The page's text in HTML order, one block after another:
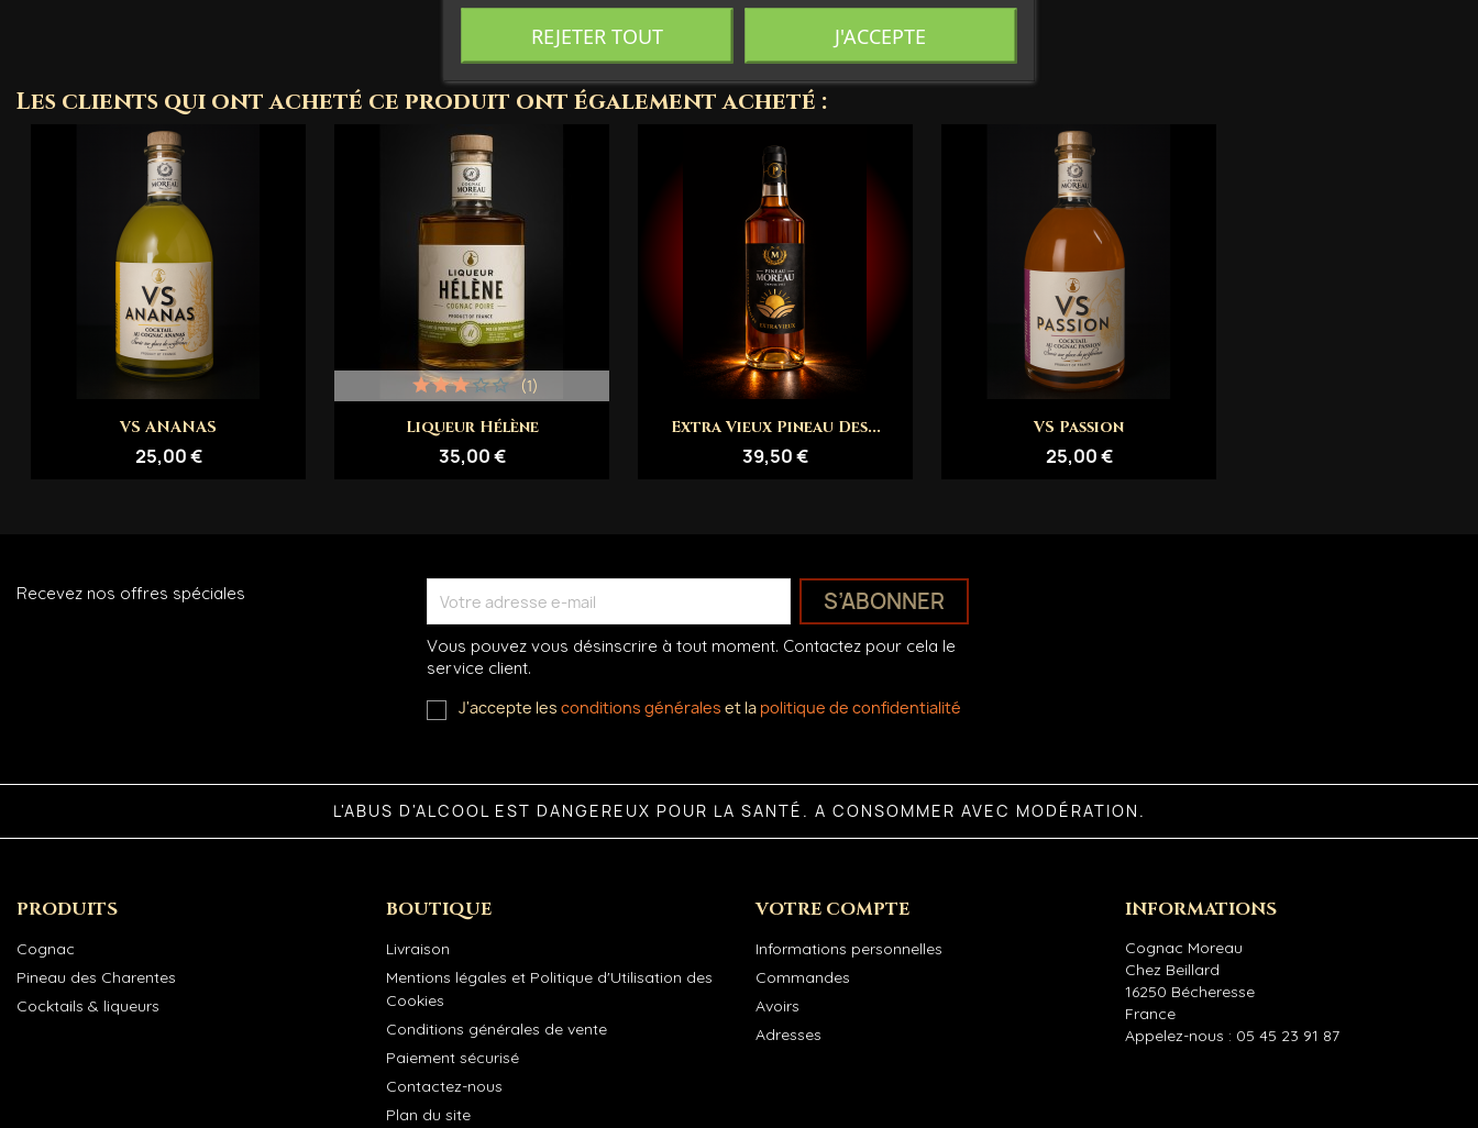
Les clients qui ont acheté ce produit ont également acheté :
Aperçu rapide
VS ANANAS
25,00 €
Aperçu rapide
Liqueur Hélène
35,00 €
(1)
Aperçu rapide
Extra Vieux Pineau Des...
39,50 €
Aperçu rapide
VS Passion
25,00 €
Recevez nos offres spéciales
Vous pouvez vous désinscrire à tout moment. Contactez pour cela le
service client.
J'accepte lesconditions générales et la politique de confidentialité
L'ABUS D'ALCOOL EST DANGEREUX POUR LA SANTÉ. A CONSOMMER AVEC MODÉRATION.
PRODUITS
Cognac
Pineau des Charentes
Cocktails & liqueurs
BOUTIQUE
Livraison
Mentions légales et Politique d'Utilisation des
Cookies
Conditions générales de vente
Paiement sécurisé
Contactez-nous
Plan du site
VOTRE COMPTE
Informations personnelles
Commandes
Avoirs
Adresses
INFORMATIONS
Cognac Moreau
Chez Beillard
16250 Bécheresse
France
Appelez-nous : 05 45 23 91 87
REJETER TOUT J'ACCEPTE